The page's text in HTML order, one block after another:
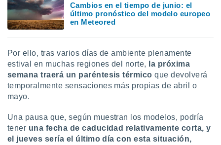
Cambios en el tiempo de junio: el
último pronóstico del modelo europeo
en Meteored
Por ello, tras varios días de ambiente plenamente
estival en muchas regiones del norte,
la próxima
semana traerá un paréntesis térmicoque devolverá
temporalmente sensaciones más propias de abril o
mayo.
Una pausa que, según muestran los modelos, podría
tener una fecha de caducidad relativamente corta, y
el jueves sería el último día con esta situación,